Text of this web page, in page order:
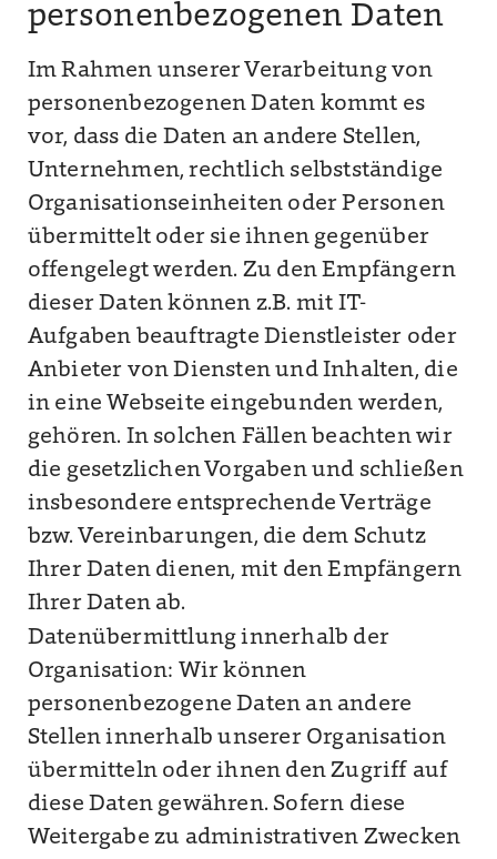
personenbezogenen Daten
Im Rahmen unserer Verarbeitung von
personenbezogenen Daten kommt es
vor, dass die Daten an andere Stellen,
Unternehmen, rechtlich selbstständige
Organisationseinheiten oder Personen
übermittelt oder sie ihnen gegenüber
offengelegt werden. Zu den Empfängern
dieser Daten können z.B. mit IT-
Aufgaben beauftragte Dienstleister oder
Anbieter von Diensten und Inhalten, die
in eine Webseite eingebunden werden,
gehören. In solchen Fällen beachten wir
die gesetzlichen Vorgaben und schließen
insbesondere entsprechende Verträge
bzw. Vereinbarungen, die dem Schutz
Ihrer Daten dienen, mit den Empfängern
Ihrer Daten ab.
Datenübermittlung innerhalb der
Organisation: Wir können
personenbezogene Daten an andere
Stellen innerhalb unserer Organisation
übermitteln oder ihnen den Zugriff auf
diese Daten gewähren. Sofern diese
Weitergabe zu administrativen Zwecken